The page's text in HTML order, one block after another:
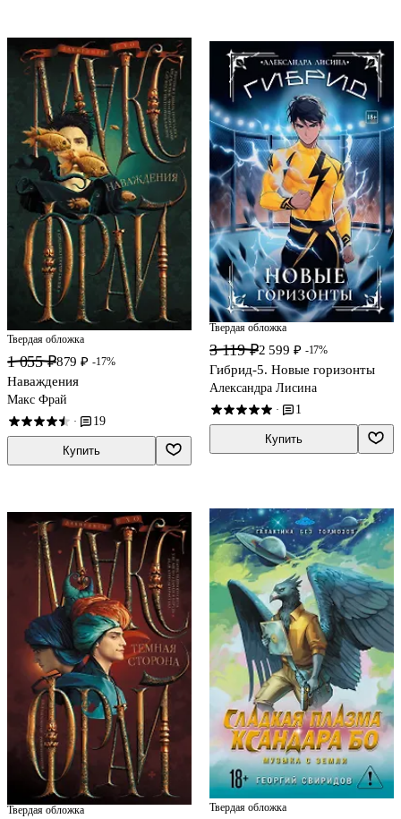
Твердая обложка
1 055 ₽879 ₽ -17%
Наваждения
Макс Фрай
· 19
Купить
Твердая обложка
3 119 ₽2 599 ₽ -17%
Гибрид-5. Новые горизонты
Александра Лисина
· 1
Купить
Твердая обложка Твердая обложка